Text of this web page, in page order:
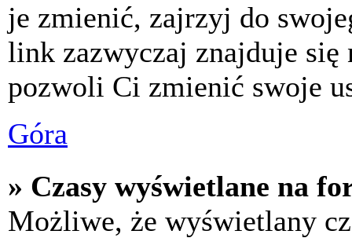
je zmienić, zajrzyj do
link zazwyczaj znajduje się
pozwoli Ci zmienić swoje
Góra
» Czasy wyświetlane na
Możliwe, że wyświetlany